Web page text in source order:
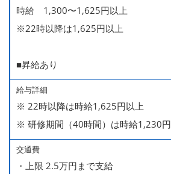
時給 1,300〜1,625円以上
※22時以降は1,625円以上
■昇給あり
給与詳細
※ 22時以降は時給1,625円以上
※ 研修期間（40時間）は時給1,230円
交通費
・上限 2.5万円まで支給